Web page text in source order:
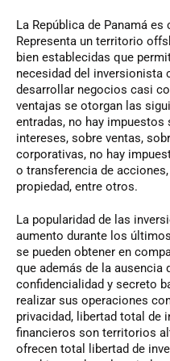
La República de Panamá
Representa un territorio
bien establecidas que
necesidad del inversionista
desarrollar negocios casi
ventajas se otorgan las
entradas, no hay
intereses, sobre ventas,
corporativas, no hay
o transferencia de
propiedad, entre otros.
La popularidad de las
aumento durante los
se pueden obtener en
que además de la ausencia
confidencialidad y secreto
realizar sus operaciones
privacidad, libertad total de
financieros son territorios
ofrecen total libertad de